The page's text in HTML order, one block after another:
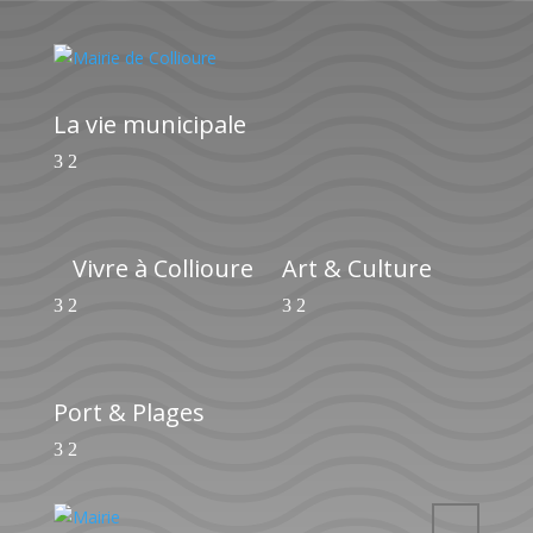
La vie municipale
Vivre à Collioure Art & Culture
Port & Plages